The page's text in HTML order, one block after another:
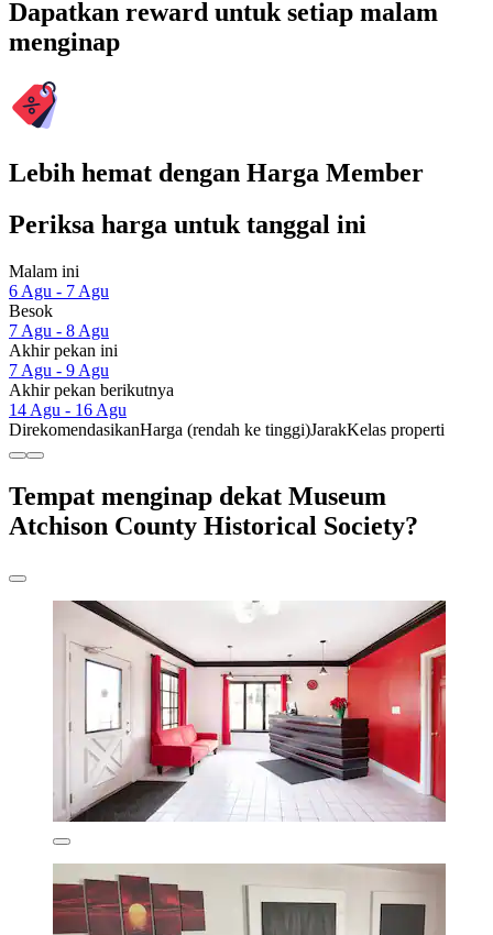
Dapatkan reward untuk setiap malam
menginap
Lebih hemat dengan Harga Member
Periksa harga untuk tanggal ini
Malam ini
6 Agu - 7 Agu
Besok
7 Agu - 8 Agu
Akhir pekan ini
7 Agu - 9 Agu
Akhir pekan berikutnya
14 Agu - 16 Agu
DirekomendasikanHarga (rendah ke tinggi)JarakKelas properti
Tempat menginap dekat Museum
Atchison County Historical Society?